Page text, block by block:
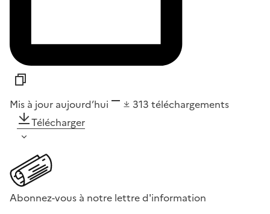
Mis à jour aujourd’hui 313 téléchargements
Télécharger
Abonnez-vous à notre lettre d'information